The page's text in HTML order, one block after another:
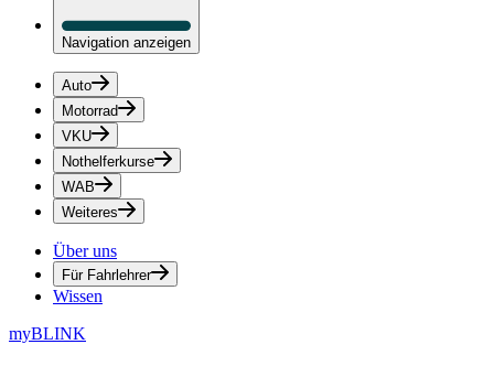
Navigation anzeigen
Auto
Motorrad
VKU
Nothelferkurse
WAB
Weiteres
Über uns
Für Fahrlehrer
Wissen
myBLINK